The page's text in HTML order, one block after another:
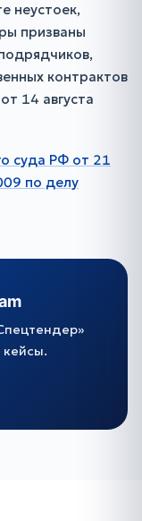
неустоек,
призваны
контрактов
14 августа
суда РФ от 21
по делу
кейсы.